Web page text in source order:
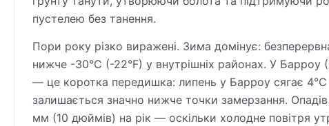
пустелею без танення.
Пори року різко виражені. Зима домінує:
нижче -30°C (-22°F) у внутрішніх районах. У Барроу
— це коротка передишка: липень у Барроу сягає 4°C
залишається значно нижче точки замерзання.
мм (10 дюймів) на рік — оскільки холодне повітря